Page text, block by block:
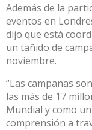
Además de la
eventos en
dijo que está
un tañido de
noviembre.
“Las campanas
las más de 17
Mundial y como
comprensión a